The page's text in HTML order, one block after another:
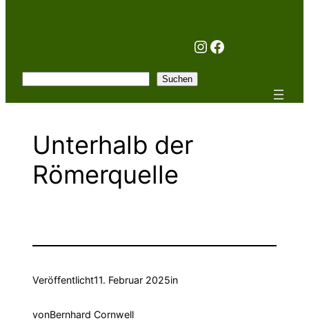
Instagram
Facebook
Suchen
Unterhalb der
Römerquelle
Veröffentlicht11. Februar 2025in
vonBernhard Cornwell